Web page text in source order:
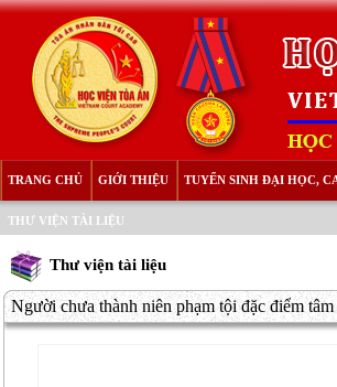
TRANG CHỦ GIỚI THIỆU TUYỂN SINH ĐẠI HỌC,
THƯ VIỆN TÀI LIỆU
Thư viện tài liệu
Người chưa thành niên phạm tội đặc điểm